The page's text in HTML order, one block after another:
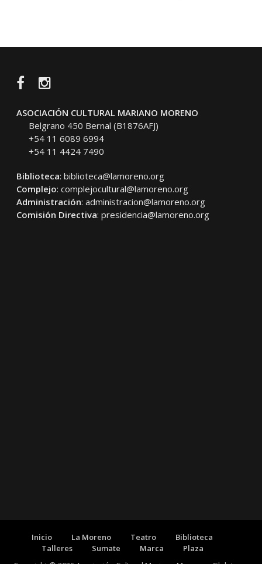
FacebookInstagram
ASOCIACIÓN CULTURAL MARIANO MORENO
Belgrano 450 Bernal (B1876AFJ)
+54 11 6089 6994
+54 11 4424 7490
Biblioteca: biblioteca@lamoreno.org
Complejo: complejocultural@lamoreno.org
Administración: administracion@lamoreno.org
Comisión Directiva: presidencia@lamoreno.org
Inicio La Moreno Teatro
Biblioteca
Talleres
Sumate Marca
Plaza